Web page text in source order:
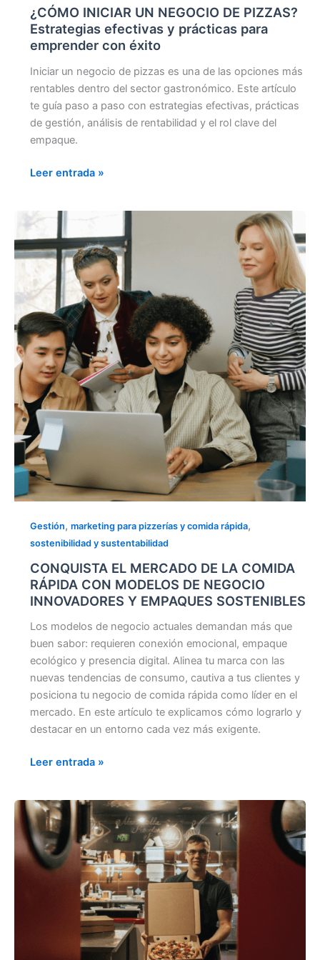
¿CÓMO INICIAR UN NEGOCIO DE PIZZAS?
Estrategias efectivas y prácticas para
emprender con éxito
Iniciar un negocio de pizzas es una de las opciones más
rentables dentro del sector gastronómico. Este artículo
te guía paso a paso con estrategias efectivas, prácticas
de gestión, análisis de rentabilidad y el rol clave del
empaque.
Leer entrada »
Gestión, marketing para pizzerías y comida rápida,
sostenibilidad y sustentabilidad
CONQUISTA EL MERCADO DE LA COMIDA
RÁPIDA CON MODELOS DE NEGOCIO
INNOVADORES Y EMPAQUES SOSTENIBLES
Los modelos de negocio actuales demandan más que
buen sabor: requieren conexión emocional, empaque
ecológico y presencia digital. Alinea tu marca con las
nuevas tendencias de consumo, cautiva a tus clientes y
posiciona tu negocio de comida rápida como líder en el
mercado. En este artículo te explicamos cómo lograrlo y
destacar en un entorno cada vez más exigente.
CONQUISTA
EL
MERCADO
DE
LA
COMIDA
RÁPIDA
CON
MODELOS
DE
NEGOCIO
INNOVADORES
Y
EMPAQUES
SOSTENIBLES
Leer entrada »
¿ES
UN
BUEN
NEGOCIO
PIZZERÍA?
Rentabilidad